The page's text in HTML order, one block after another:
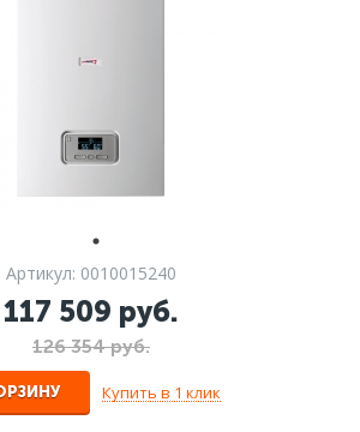
Артикул: 0010015240
117 509 руб.
126 354 руб.
Купить в 1 клик